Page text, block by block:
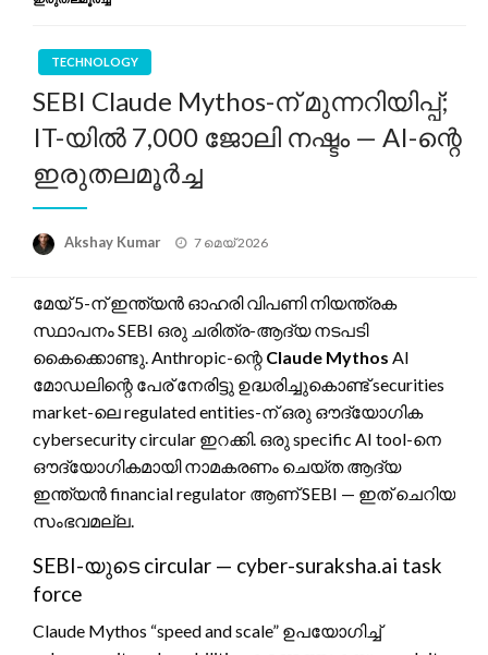
TECHNOLOGY
SEBI Claude Mythos-ന് മുന്നറിയിപ്പ്;
IT-യിൽ 7,000 ജോലി നഷ്ടം — AI-ന്റെ
ഇരുതലമൂർച്ച
Akshay Kumar
Posted
7 മെയ്‌ 2026
മേയ് 5-ന് ഇന്ത്യൻ ഓഹരി വിപണി നിയന്ത്രക
സ്ഥാപനം SEBI ഒരു ചരിത്ര-ആദ്യ നടപടി
കൈക്കൊണ്ടു. Anthropic-ന്റെ Claude Mythos AI
മോഡലിന്റെ പേര് നേരിട്ടു ഉദ്ധരിച്ചുകൊണ്ട് securities
market-ലെ regulated entities-ന് ഒരു ഔദ്യോഗിക
cybersecurity circular ഇറക്കി. ഒരു specific AI tool-നെ
ഔദ്യോഗികമായി നാമകരണം ചെയ്ത ആദ്യ
ഇന്ത്യൻ financial regulator ആണ് SEBI — ഇത് ചെറിയ
സംഭവമല്ല.
SEBI-യുടെ circular — cyber-suraksha.ai task
force
Claude Mythos “speed and scale” ഉപയോഗിച്ച്